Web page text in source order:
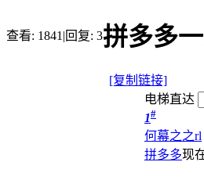
查看: 1841 |回复: 3拼多多
[复制链接]
电梯直达
1#
何幕之之rl
拼多多现